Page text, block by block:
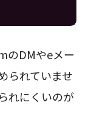
のDMやeメー
られていませ
れにくいのが